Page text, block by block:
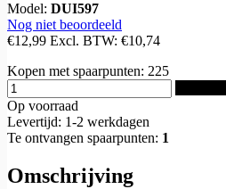
Model: DUI597
Nog niet beoordeeld
€12,99 Excl. BTW: €10,74
Kopen met spaarpunten: 225
Op voorraad
Levertijd: 1-2 werkdagen
Te ontvangen spaarpunten: 1
Omschrijving